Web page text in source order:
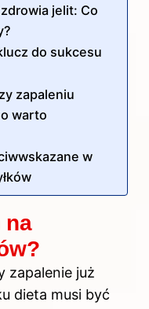
zdrowia jelit: Co
do sukcesu
zapaleniu
warto
w
na
zapalenie już
dieta musi być